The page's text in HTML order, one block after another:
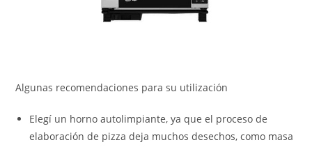
Algunas recomendaciones para su utilización
Elegí un horno autolimpiante, ya que el proceso de
elaboración de pizza deja muchos desechos, como masa